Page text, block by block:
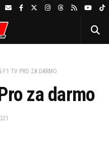
F1 TV PRO ZA DARMO
za darmo